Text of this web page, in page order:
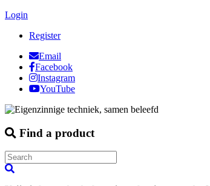
Login
Register
Email
Facebook
Instagram
YouTube
Find a product